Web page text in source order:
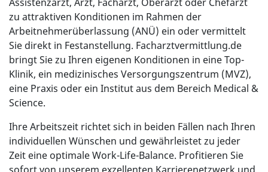
zu attraktiven Konditionen im Rahmen der
Arbeitnehmerüberlassung (ANÜ) ein oder vermittelt
Sie direkt in Festanstellung. Facharztvermittlung.de
bringt Sie zu Ihren eigenen Konditionen in eine Top-
Klinik, ein medizinisches Versorgungszentrum (MVZ),
eine Praxis oder ein Institut aus dem Bereich Medical &
Science.
Ihre Arbeitszeit richtet sich in beiden Fällen nach Ihren
individuellen Wünschen und gewährleistet zu jeder
Zeit eine optimale Work-Life-Balance. Profitieren Sie